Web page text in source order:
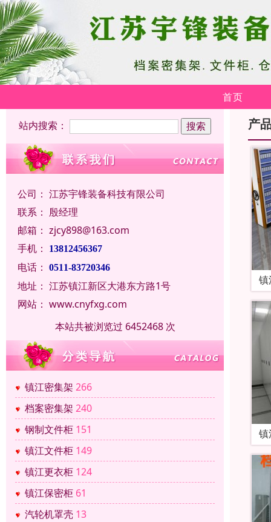
首页
站内搜索：
公司： 江苏宇锋装备科技有限公司
联系： 殷经理
邮箱： zjcy898@163.com
手机：
13812456367
电话： 0511-83720346
地址： 江苏镇江新区大港东方路1号
网站： www.cnyfxg.com
本站共被浏览过 6452468 次
镇江密集架 266
档案密集架 240
钢制文件柜 151
镇江文件柜 149
镇江更衣柜 124
镇江保密柜 61
汽轮机罩壳 13
产
镇
镇